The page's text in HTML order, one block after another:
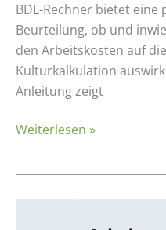
BDL-Rechner bietet eine
Beurteilung, ob und
den Arbeitskosten auf
Kulturkalkulation
Anleitung zeigt
Weiterlesen »